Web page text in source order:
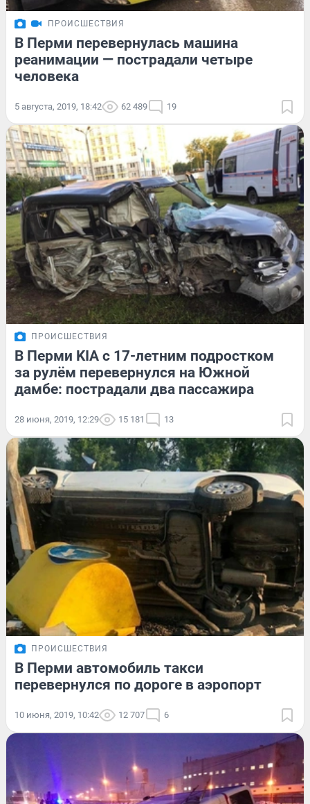
ПРОИСШЕСТВИЯ
В Перми перевернулась машина
реанимации — пострадали четыре
человека
5 августа, 2019, 18:42 62 489 19
ПРОИСШЕСТВИЯ
В Перми KIA с 17-летним подростком
за рулём перевернулся на Южной
дамбе: пострадали два пассажира
28 июня, 2019, 12:29 15 181 13
ПРОИСШЕСТВИЯ
В Перми автомобиль такси
перевернулся по дороге в аэропорт
10 июня, 2019, 10:42 12 707 6